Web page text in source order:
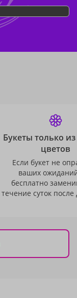
Букеты только
цветов
Если букет не
ваших
бесплатно
течение суток после